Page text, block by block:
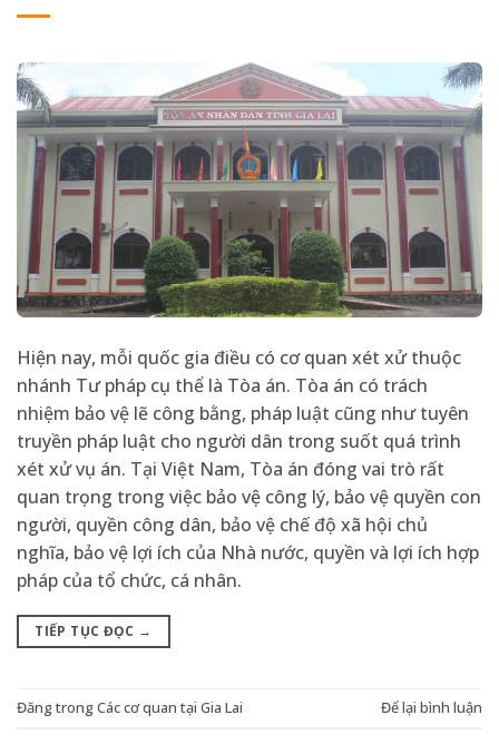
Hiện nay, mỗi quốc gia điều có cơ quan xét xử thuộc
nhánh Tư pháp cụ thể là Tòa án. Tòa án có trách
nhiệm bảo vệ lẽ công bằng, pháp luật cũng như tuyên
truyền pháp luật cho người dân trong suốt quá trình
xét xử vụ án. Tại Việt Nam, Tòa án đóng vai trò rất
quan trọng trong việc bảo vệ công lý, bảo vệ quyền con
người, quyền công dân, bảo vệ chế độ xã hội chủ
nghĩa, bảo vệ lợi ích của Nhà nước, quyền và lợi ích hợp
pháp của tổ chức, cá nhân.
TIẾP TỤC ĐỌC →
Đăng trongCác cơ quan tại Gia Lai Để lại bình luận